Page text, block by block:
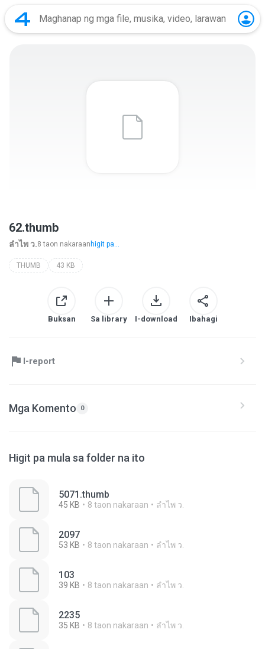
62.thumb
ลําไพ ว.8 taon nakaraan higit pa...
THUMB 43 KB
Buksan Sa library I-download Ibahagi
I-report
Mga Komento 0
Higit pa mula sa folder na ito
5071.thumb
45 KB 8 taon nakaraan ลําไพ ว.
2097
53 KB 8 taon nakaraan ลําไพ ว.
103
39 KB 8 taon nakaraan ลําไพ ว.
2235
35 KB 8 taon nakaraan ลําไพ ว.